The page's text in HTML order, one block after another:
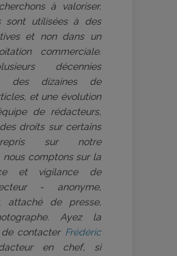
à valoriser.
sont utilisées à des
et non dans un
commerciale.
décennies
des dizaines de
et une évolution
de rédacteurs,
droits sur certains
sur notre
nous comptons sur la
et vigilance de
- anonyme,
attaché de presse,
Ayez la
contacter Frédéric
en chef, si